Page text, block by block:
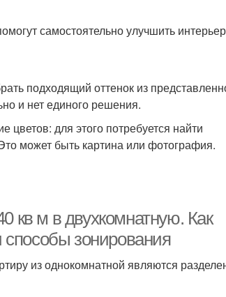
самостоятельно улучшить
подходящий оттенок из
и нет единого решения.
для этого потребуется найти
может быть картина или фотография.
кв м в двухкомнатную. Как
способы зонирования
из однокомнатной являются